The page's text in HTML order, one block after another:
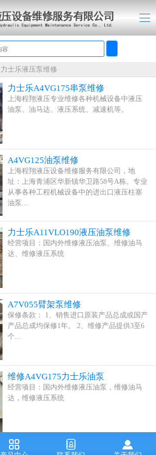
力士乐液压泵维修
力士乐A4VG175串泵维修
上海程翔液压专业维修各种机械设备中液压
油泵、油马达、液压系统、减速机等。
A4VG125油泵维修
上海程翔液压设备维修服务有限公司，地
址：上海青浦区华新镇华卫路58号A栋。专业
从事各种工程机械设备中的进出口液压柱塞
油泵...
力士乐A11VLO190液压油泵维修
经营项目：国内外维修液压油泵、维修油马
达、维修液压系统
A7V055臂架泵维修
保修条款： 1、销售进口原装产品总成或国产
产品总成均保修1年。 2、维修产品提供3至6
个...
维修A4VG175力士乐油泵
经营项目：国内外维修液压油泵，维修油马
达，维修液压系统
维修A10VSO100力士乐油泵